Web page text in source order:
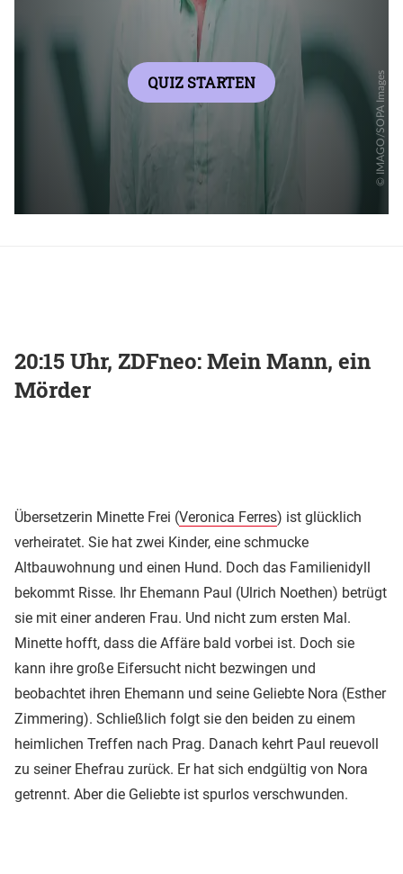
20:15 Uhr, ZDFneo: Mein Mann, ein
Mörder
Übersetzerin Minette Frei (Veronica Ferres) ist glücklich
verheiratet. Sie hat zwei Kinder, eine schmucke
Altbauwohnung und einen Hund. Doch das Familienidyll
bekommt Risse. Ihr Ehemann Paul (Ulrich Noethen) betrügt
sie mit einer anderen Frau. Und nicht zum ersten Mal.
Minette hofft, dass die Affäre bald vorbei ist. Doch sie
kann ihre große Eifersucht nicht bezwingen und
beobachtet ihren Ehemann und seine Geliebte Nora (Esther
Zimmering). Schließlich folgt sie den beiden zu einem
heimlichen Treffen nach Prag. Danach kehrt Paul reuevoll
zu seiner Ehefrau zurück. Er hat sich endgültig von Nora
getrennt. Aber die Geliebte ist spurlos verschwunden.